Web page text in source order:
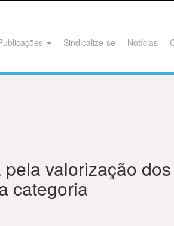
Sindicalize-se Notícias
valorização
categoria